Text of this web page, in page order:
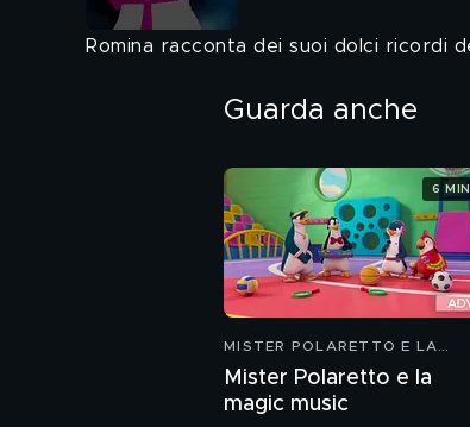
Romina racconta dei suoi dolci ricordi
Guarda anche
MISTER POLARETTO E LA
Mister Polaretto e la
magic music
6 MIN